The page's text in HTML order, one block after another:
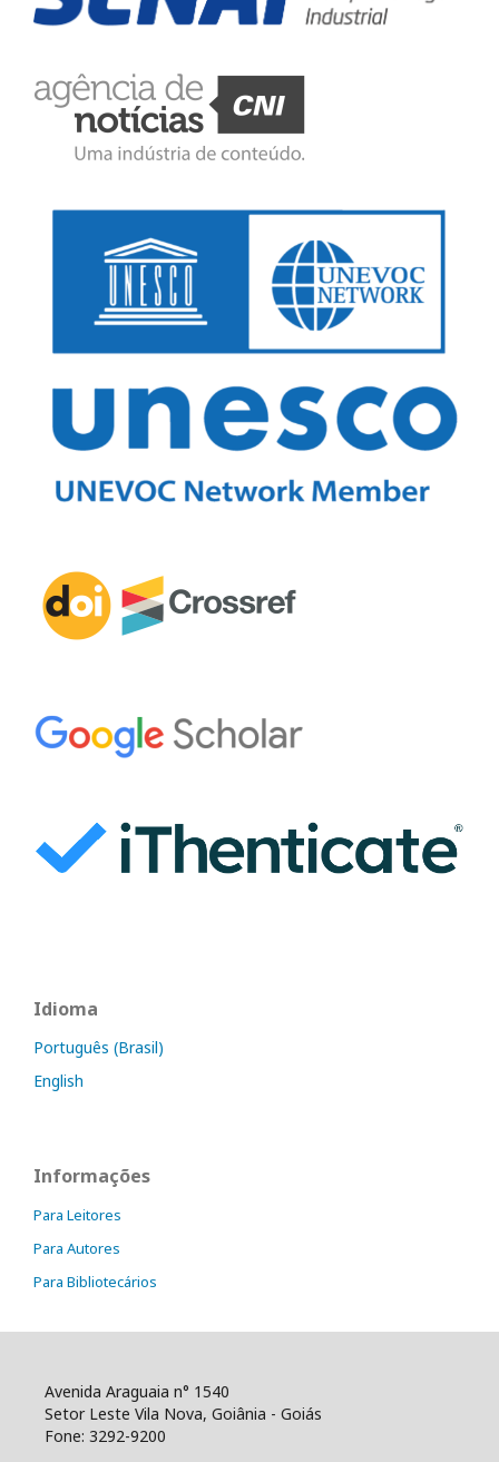
Idioma
Português (Brasil)
English
Informações
Para Leitores
Para Autores
Para Bibliotecários
Avenida Araguaia n° 1540
Setor Leste Vila Nova, Goiânia - Goiás
Fone: 3292-9200